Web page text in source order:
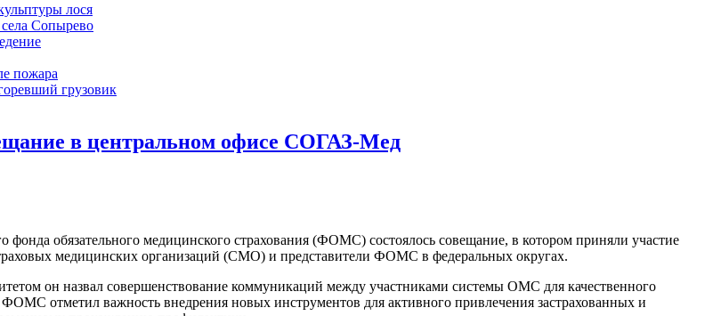
лося
Сопырево
пожара
грузовик
в центральном офисе СОГАЗ-Мед
обязательного медицинского страхования (ФОМС) состоялось совещание, в котором приняли участие
медицинских организаций (СМО) и представители ФОМС в федеральных округах.
он назвал совершенствование коммуникаций между участниками системы ОМС для качественного
отметил важность внедрения новых инструментов для активного привлечения застрахованных и